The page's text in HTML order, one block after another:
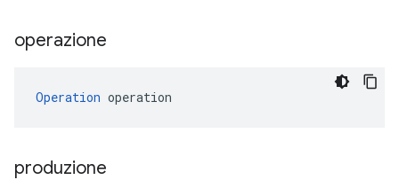
operazione
Operation operation
produzione